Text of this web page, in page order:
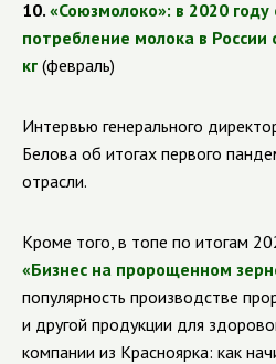
10. «Союзмолоко»: в 2020
потребление молока в России
кг (февраль)
Интервью генерального
Белова об итогах первого
отрасли.
Кроме того, в топе по итогам
«Бизнес на пророщенном
популярность производстве
и другой продукции для
компании из Красноярка: как